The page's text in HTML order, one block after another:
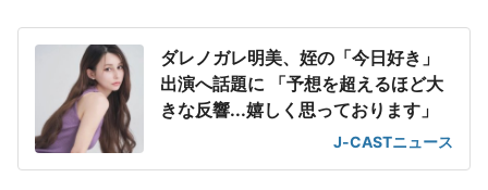
ダレノガレ明美、姪の「今日好き」
出演へ話題に 「予想を超えるほど大
きな反響...嬉しく思っております」
J-CASTニュース